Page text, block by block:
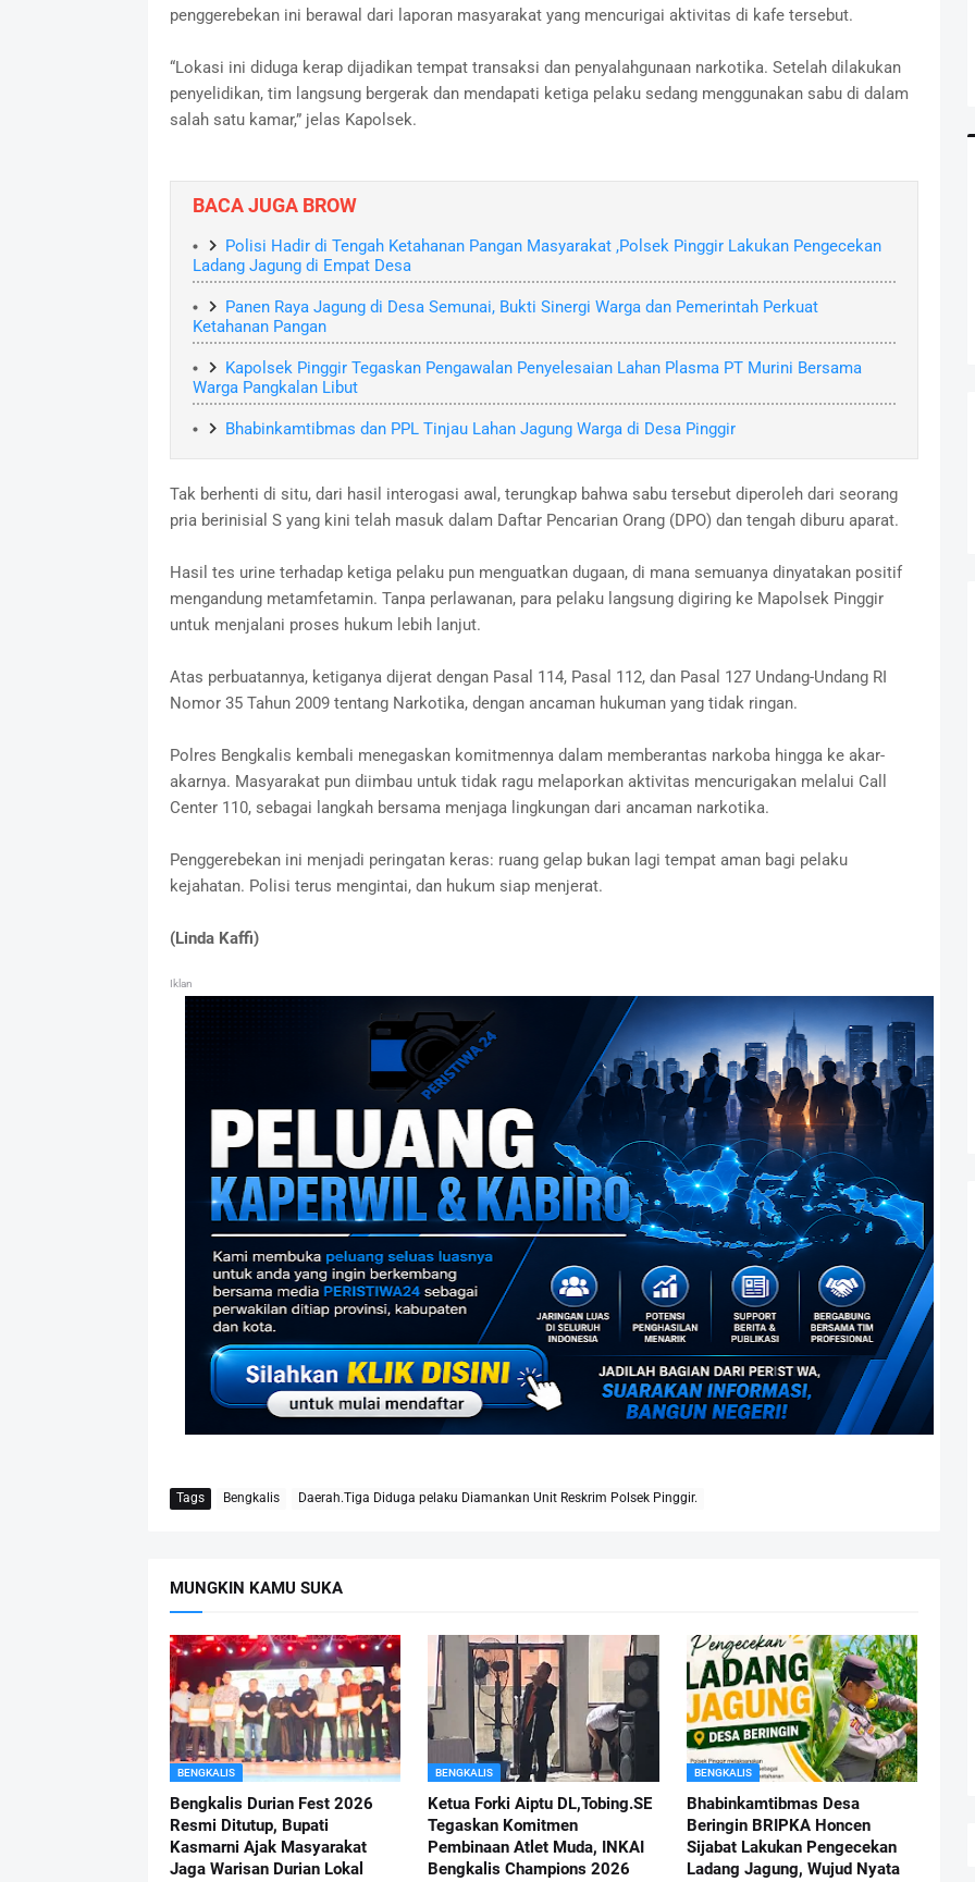
penggerebekan ini berawal dari laporan masyarakat yang mencurigai aktivitas di kafe tersebut.
“Lokasi ini diduga kerap dijadikan tempat transaksi dan penyalahgunaan narkotika. Setelah dilakukan
penyelidikan, tim langsung bergerak dan mendapati ketiga pelaku sedang menggunakan sabu di dalam
salah satu kamar,” jelas Kapolsek.
BACA JUGA BROW
Polisi Hadir di Tengah Ketahanan Pangan Masyarakat ,Polsek Pinggir Lakukan Pengecekan
Ladang Jagung di Empat Desa
Panen Raya Jagung di Desa Semunai, Bukti Sinergi Warga dan Pemerintah Perkuat
Ketahanan Pangan
Kapolsek Pinggir Tegaskan Pengawalan Penyelesaian Lahan Plasma PT Murini Bersama
Warga Pangkalan Libut
Bhabinkamtibmas dan PPL Tinjau Lahan Jagung Warga di Desa Pinggir
Tak berhenti di situ, dari hasil interogasi awal, terungkap bahwa sabu tersebut diperoleh dari seorang
pria berinisial S yang kini telah masuk dalam Daftar Pencarian Orang (DPO) dan tengah diburu aparat.
Hasil tes urine terhadap ketiga pelaku pun menguatkan dugaan, di mana semuanya dinyatakan positif
mengandung metamfetamin. Tanpa perlawanan, para pelaku langsung digiring ke Mapolsek Pinggir
untuk menjalani proses hukum lebih lanjut.
Atas perbuatannya, ketiganya dijerat dengan Pasal 114, Pasal 112, dan Pasal 127 Undang-Undang RI
Nomor 35 Tahun 2009 tentang Narkotika, dengan ancaman hukuman yang tidak ringan.
Polres Bengkalis kembali menegaskan komitmennya dalam memberantas narkoba hingga ke akar-
akarnya. Masyarakat pun diimbau untuk tidak ragu melaporkan aktivitas mencurigakan melalui Call
Center 110, sebagai langkah bersama menjaga lingkungan dari ancaman narkotika.
Penggerebekan ini menjadi peringatan keras: ruang gelap bukan lagi tempat aman bagi pelaku
kejahatan. Polisi terus mengintai, dan hukum siap menjerat.
(Linda Kaffi)
Iklan
Tags Bengkalis Daerah.Tiga Diduga pelaku Diamankan Unit Reskrim Polsek Pinggir.
MUNGKIN KAMU SUKA
BENGKALIS
Bengkalis Durian Fest 2026
Resmi Ditutup, Bupati
Kasmarni Ajak Masyarakat
Jaga Warisan Durian Lokal
BENGKALIS
Ketua Forki Aiptu DL,Tobing.SE
Tegaskan Komitmen
Pembinaan Atlet Muda, INKAI
Bengkalis Champions 2026
BENGKALIS
Bhabinkamtibmas Desa
Beringin BRIPKA Honcen
Sijabat Lakukan Pengecekan
Ladang Jagung, Wujud Nyata